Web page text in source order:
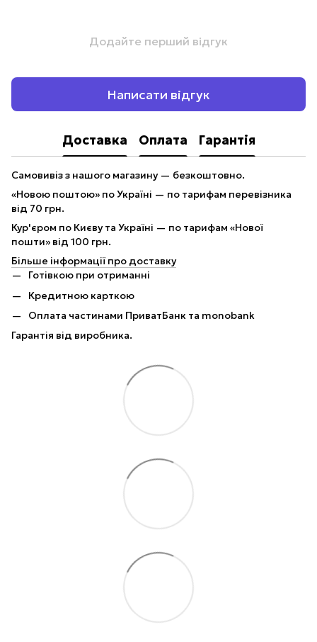
Додайте перший відгук
Написати відгук
Доставка Оплата Гарантія
Самовивіз з нашого магазину — безкоштовно.
«Новою поштою» по Україні — по тарифам перевізника
від 70 грн.
Кур'єром по Києву та Україні — по тарифам «Нової
пошти» від 100 грн.
Більше інформації про доставку
Готівкою при отриманні
Кредитною карткою
Оплата частинами ПриватБанк та monobank
Гарантія від виробника.